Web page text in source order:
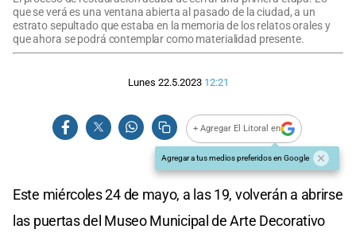
que se verá es una ventana abierta al pasado de la ciudad, a un
estrato sepultado que estaba en la memoria de los relatos orales y
que ahora se podrá contemplar como materialidad presente.
Lunes 22.5.2023 12:21
+ Agregar El Litoral en
Agregar a tus medios preferidos en Google
Este miércoles 24 de mayo, a las 19, volverán a abrirse
las puertas del Museo Municipal de Arte Decorativo